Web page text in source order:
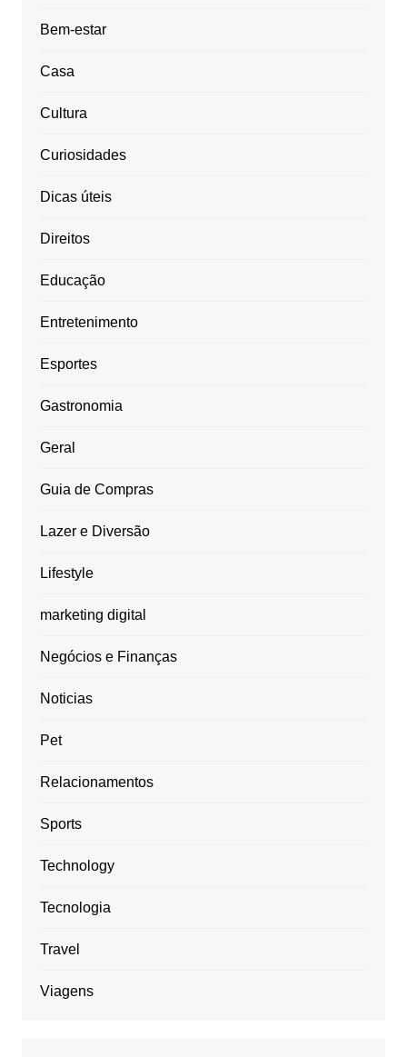
Bem-estar
Casa
Cultura
Curiosidades
Dicas úteis
Direitos
Educação
Entretenimento
Esportes
Gastronomia
Geral
Guia de Compras
Lazer e Diversão
Lifestyle
marketing digital
Negócios e Finanças
Noticias
Pet
Relacionamentos
Sports
Technology
Tecnologia
Travel
Viagens